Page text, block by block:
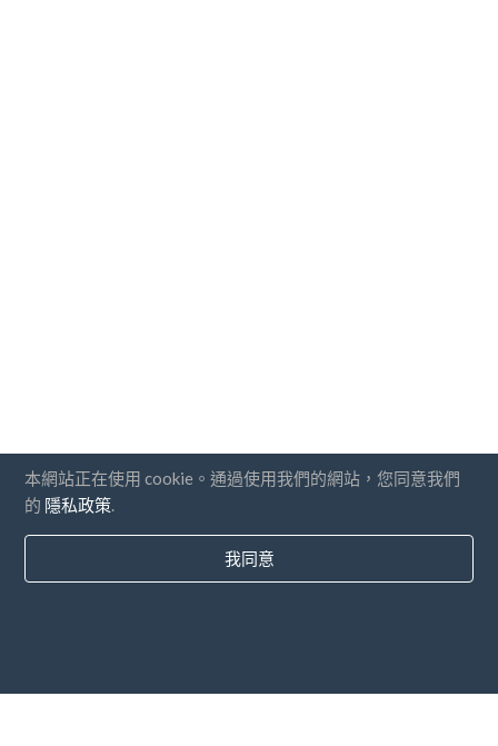
本網站正在使用 cookie。通過使用我們的網站，您同意我們
的 隱私政策
我同意